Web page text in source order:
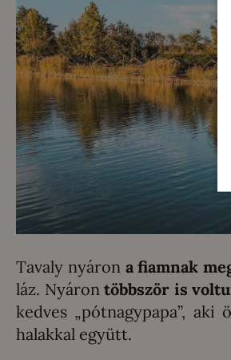
Tavaly nyáron a fiamnak
láz. Nyáron többször is
kedves „pótnagypapa”,
halakkal együtt.